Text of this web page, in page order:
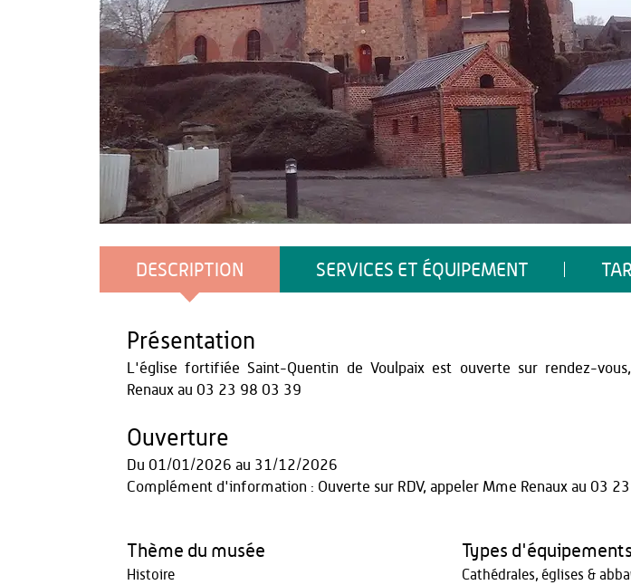
DESCRIPTION SERVICES ET ÉQUIPEMENT
Présentation
L'église fortifiée Saint-Quentin de Voulpaix est ouverte sur rendez-
Renaux au 03 23 98 03 39
Ouverture
Du 01/01/2026 au 31/12/2026
Complément d'information : Ouverte sur RDV, appeler Mme Renaux au 03
Thème du musée
Histoire
Types d'équipements
Cathédrales, églises &